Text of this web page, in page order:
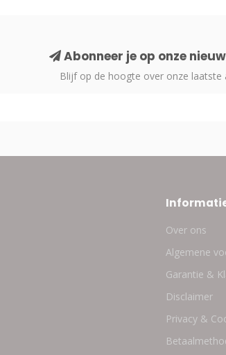
Abonneer je op onze
Blijf op de hoogte over onze laatste
Over ons
Algemene
Garantie &
Disclaimer
Privacy &